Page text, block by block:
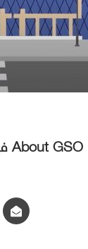
فيلم تعريفي قصير عن هيئة التقييس لدول مجلس التعاون About GSO